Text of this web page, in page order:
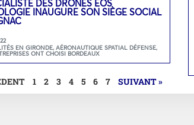
DES DRONES EOS
INAUGURE SON SIÈGE SOCIAL
EN GIRONDE,AÉRONAUTIQUE SPATIAL DÉFENSE,
ONT CHOISI BORDEAUX
1 2 3 4 5 6 7 SUIVANT »